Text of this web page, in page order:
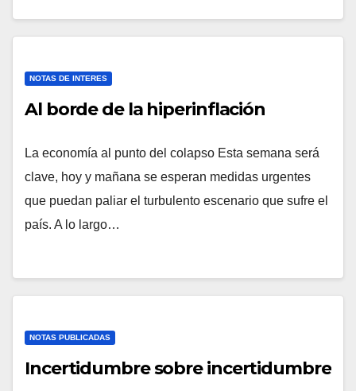
NOTAS DE INTERES
Al borde de la hiperinflación
La economía al punto del colapso Esta semana será
clave, hoy y mañana se esperan medidas urgentes
que puedan paliar el turbulento escenario que sufre el
país. A lo largo…
NOTAS PUBLICADAS
Incertidumbre sobre incertidumbre